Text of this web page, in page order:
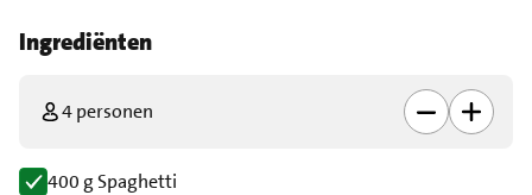
Ingrediënten
4 personen
400 g Spaghetti